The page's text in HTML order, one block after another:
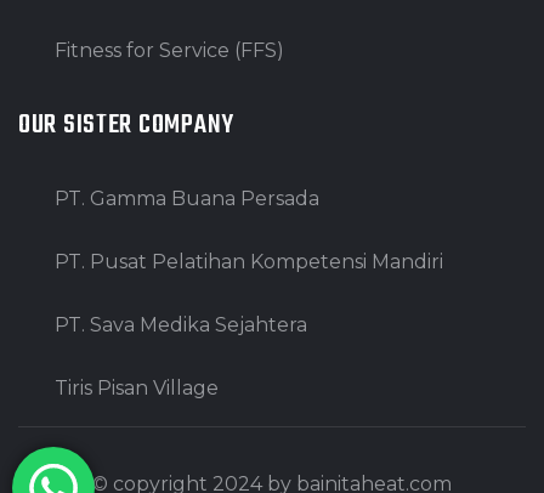
Fitness for Service (FFS)
OUR SISTER COMPANY
PT. Gamma Buana Persada
PT. Pusat Pelatihan Kompetensi Mandiri
PT. Sava Medika Sejahtera
Tiris Pisan Village
© copyright 2024 by bainitaheat.com